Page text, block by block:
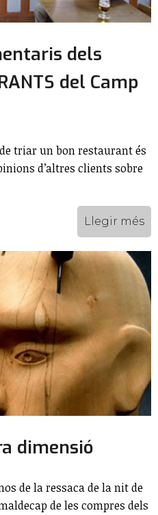
dels
del Camp
triar un bon restaurant és
d’altres clients sobre
Llegir més
dimensió
de la ressaca de la nit de
de les compres dels